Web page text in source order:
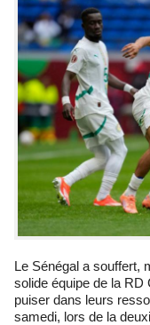
Le Sénégal a souffert, mais le Sénégal a répondu. Face à une
solide équipe de la RD
puiser dans leurs
samedi, lors de la